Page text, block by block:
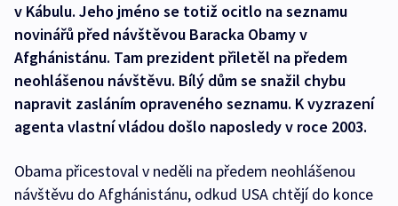
v Kábulu. Jeho jméno se totiž ocitlo na seznamu
novinářů před návštěvou Baracka Obamy v
Afghánistánu. Tam prezident přiletěl na předem
neohlášenou návštěvu. Bílý dům se snažil chybu
napravit zasláním opraveného seznamu. K vyzrazení
agenta vlastní vládou došlo naposledy v roce 2003.
Obama přicestoval v neděli na předem neohlášenou
návštěvu do Afghánistánu, odkud USA chtějí do konce